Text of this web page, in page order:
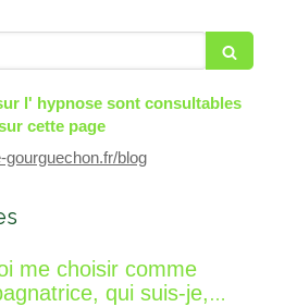
l' hypnose sont consultables
cette page
blog
me choisir comme
qui suis-je,